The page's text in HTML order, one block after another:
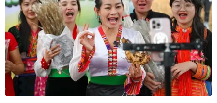
TIN CÙNG CHUYÊN MỤC
Mỹ điều tiêm kích áp tải nhiều máy
bay dân sự gần sân golf của Tổng
thống Trump
10/08/2026 04:22